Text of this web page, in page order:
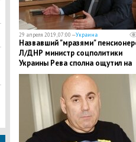
29 апреля 2019, 07:00 —Украина
Назвавший "мразями"
Л/ДНР министр соцполитики
Украины Рева сполна ощутил на
себе народный гнев – кадры